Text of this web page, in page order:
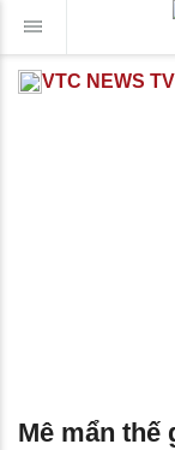
VTC NEWS TV
Mê mẩn thế